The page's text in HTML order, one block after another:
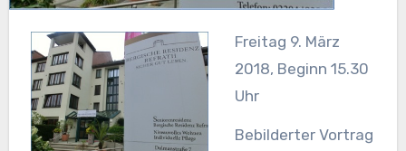
Freitag 9. März
2018, Beginn 15.30
Uhr
Bebilderter Vortrag